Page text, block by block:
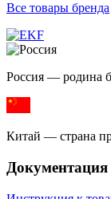
Все товары бренда
Россия — родина
Китай — страна
Документация